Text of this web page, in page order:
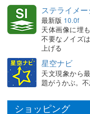
ステライメ
最新版 10.0f
天体画像に埋
不要なノイズ
上げる
星空ナビ
天文現象から
題がうかぶ。
ショッピング